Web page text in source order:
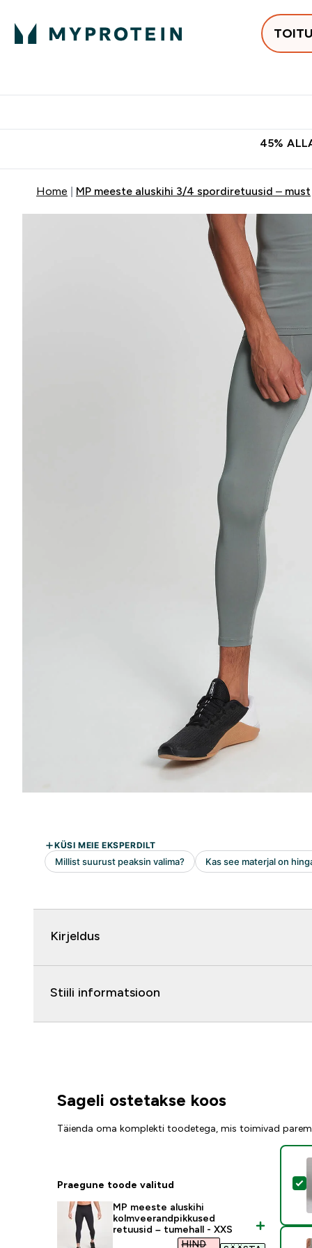
45%
Home MP meeste aluskihi 3/4 spordiretuusid – must
Kirjeldus
Stiili informatsioon
Sageli ostetakse koos
Täienda oma komplekti toodetega, mis toimivad
Praegune toode valitud
MP meeste aluskihi
kolmveerandpikkused
retuusid – tumehall - XXS
HIND